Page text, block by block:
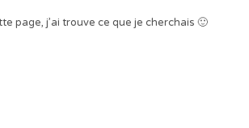
page, j’ai trouve ce que je cherchais 🙂